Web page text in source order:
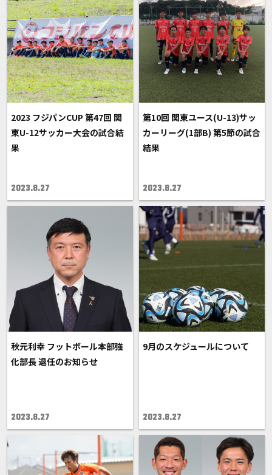
2023 フジパンCUP 第47回 関
東U-12サッカー大会の試合結
果
2023.8.27
第10回 関東ユース(U-13)サッ
カーリーグ(1部B) 第5節の試合
結果
2023.8.27
秋元利幸 フットボール本部強
化部長 退任のお知らせ
2023.8.27
9月のスケジュールについて
2023.8.27